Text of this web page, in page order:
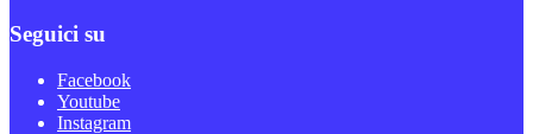
Seguici su
Facebook
Youtube
Instagram